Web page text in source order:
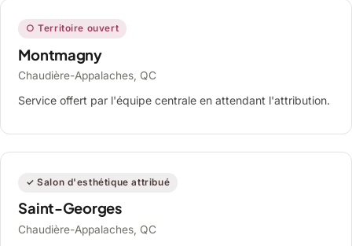
○ Territoire ouvert
Montmagny
Chaudière-Appalaches, QC
Service offert par l'équipe centrale en attendant l'attribution.
✓ Salon d'esthétique attribué
Saint-Georges
Chaudière-Appalaches, QC